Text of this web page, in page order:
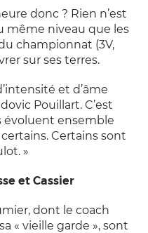
donc ? Rien n’est
même niveau que les
championnat (3V,
sur ses terres.
et d’âme
Pouillart. C’est
évoluent ensemble
Certains sont
»
et Cassier
dont le coach
« vieille garde », sont